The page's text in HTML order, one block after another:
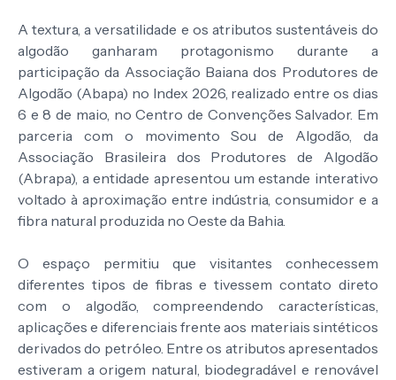
A textura, a versatilidade e os atributos sustentáveis do
algodão ganharam protagonismo durante a
participação da Associação Baiana dos Produtores de
Algodão (Abapa) no Index 2026, realizado entre os dias
6 e 8 de maio, no Centro de Convenções Salvador. Em
parceria com o movimento Sou de Algodão, da
Associação Brasileira dos Produtores de Algodão
(Abrapa), a entidade apresentou um estande interativo
voltado à aproximação entre indústria, consumidor e a
fibra natural produzida no Oeste da Bahia.
O espaço permitiu que visitantes conhecessem
diferentes tipos de fibras e tivessem contato direto
com o algodão, compreendendo características,
aplicações e diferenciais frente aos materiais sintéticos
derivados do petróleo. Entre os atributos apresentados
estiveram a origem natural, biodegradável e renovável